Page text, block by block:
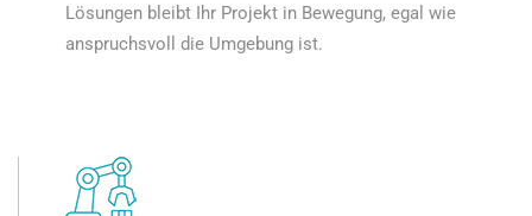
Lösungen bleibt Ihr Projekt in Bewegung, egal wie
anspruchsvoll die Umgebung ist.